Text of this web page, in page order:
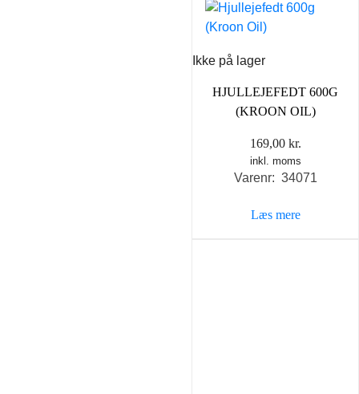
Ikke på lager
HJULLEJEFEDT 600G
(KROON OIL)
169,00 kr.
inkl. moms
Varenr: 34071
Læs mere